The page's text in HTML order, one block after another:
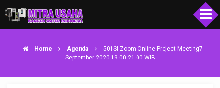
Home Agenda
501SI Zoom Online Project Meeting7
September 2020 19.00-21.00 WIB